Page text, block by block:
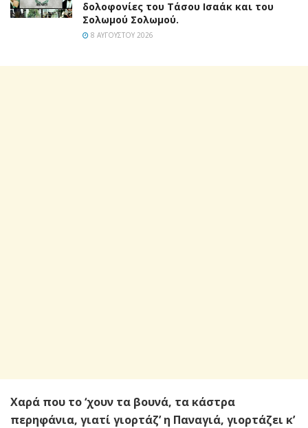
δολοφονίες του Τάσου Ισαάκ και του
Σολωμού Σολωμού.
8 ΑΥΓΟΎΣΤΟΥ 2026
Χαρά που το ‘χουν τα βουνά, τα κάστρα
περηφάνια, γιατί γιορτάζ’ η Παναγιά, γιορτάζει κ’